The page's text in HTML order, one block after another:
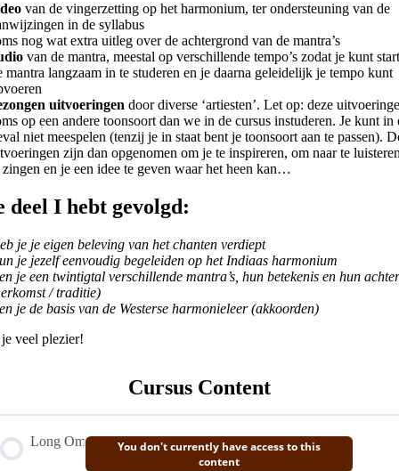
van de vingerzetting op het harmonium, ter ondersteuning van de
in de syllabus
nog wat extra uitleg over de achtergrond van de mantra’s
van de mantra, meestal op verschillende tempo’s zodat je kunt
mantra langzaam in te studeren en je daarna geleidelijk je tempo kunt
uitvoeringen door diverse ‘artiesten’. Let op: deze
op een andere toonsoort dan we in de cursus instuderen. Je kunt in
niet meespelen (tenzij je in staat bent je toonsoort aan te passen).
zijn dan opgenomen om je te inspireren, om naar te
zingen en je een idee te geven waar het heen kan…
deel I hebt gevolgd:
je je eigen beleving van het chanten verdiept
je jezelf eenvoudig begeleiden op het Indiaas harmonium
je een twintigtal verschillende mantra’s, hun betekenis en hun
/ traditie)
je de basis van de Westerse harmonieleer (akkoorden)
veel plezier!
Cursus Content
Long Om
You don't currently have access to this
content